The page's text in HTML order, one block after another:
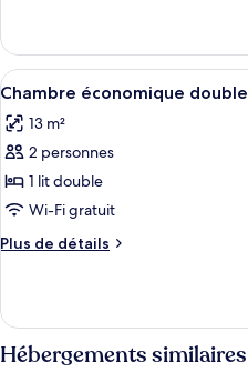
Chambre
supérieure
double
Chambre
supérieure
double
Afficher
toutes
les
photos
pour
ce
type
de
Chambre
économique
double
13
Chambre économique double
13 m²
2 personnes
1 lit double
Wi-Fi gratuit
Plus de détails
Plus
Chambre
économique
double
Hébergements similaires